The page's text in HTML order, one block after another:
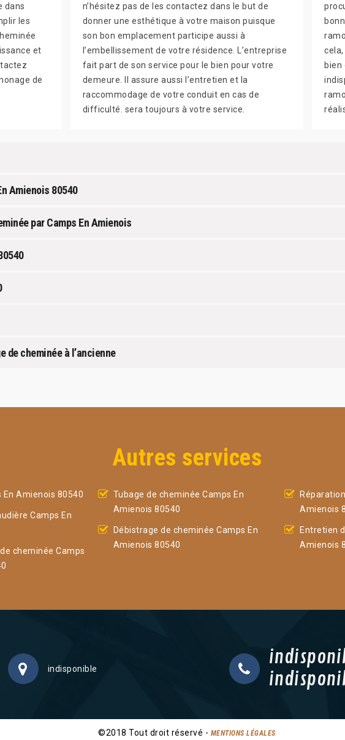
dans
les
et
de
n’hésitez pas de les contactez dans le but de
donner une esthétique à votre maison puisque
son bon emplacement participe aussi à
l’embellissement de votre résidence. L’entreprise
fait part de son service pour le bien pour votre
demeure. Il assure aussi l’entretien et la
raccommodage de votre conduit en cas de
difficulté. sera toujours à votre service.
bien
Amienois 80540
par Camps En Amienois
de cheminée à l’ancienne
Autres services
En Amienois 80540
Camps En
cheminée Camps
Tubage de cheminée Camps En
Amienois 80540
Débistrage de cheminée Camps En
Amienois 80540
Amienois
Entretien
Amienois
indisponible
©2018 Tout droit réservé - MENTIONS LÉGALES